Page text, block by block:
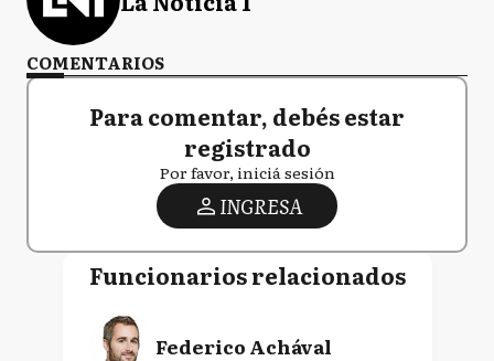
COMENTARIOS
Para comentar, debés estar
registrado
Por favor, iniciá sesión
INGRESA
Funcionarios relacionados
Federico Achával